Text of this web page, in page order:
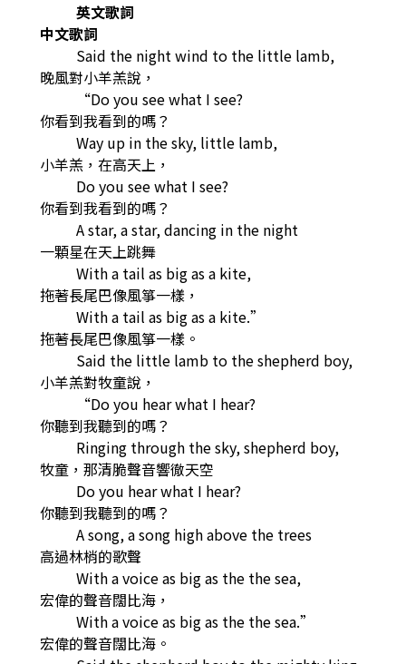
英文歌詞
中文歌詞
Said the night wind to the little lamb,
晚風對小羊羔說，
“Do you see what I see?
你看到我看到的嗎？
Way up in the sky, little lamb,
小羊羔，在高天上，
Do you see what I see?
你看到我看到的嗎？
A star, a star, dancing in the night
一顆星在天上跳舞
With a tail as big as a kite,
拖著長尾巴像風箏一樣，
With a tail as big as a kite.”
拖著長尾巴像風箏一樣。
Said the little lamb to the shepherd boy,
小羊羔對牧童說，
“Do you hear what I hear?
你聽到我聽到的嗎？
Ringing through the sky, shepherd boy,
牧童，那清脆聲音響徹天空
Do you hear what I hear?
你聽到我聽到的嗎？
A song, a song high above the trees
高過林梢的歌聲
With a voice as big as the the sea,
宏偉的聲音闊比海，
With a voice as big as the the sea.”
宏偉的聲音闊比海。